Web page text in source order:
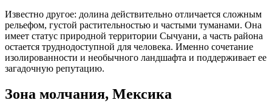
Известно другое: долина действительно отличается сложным
рельефом, густой растительностью и частыми туманами. Она
имеет статус природной территории Сычуани, а часть района
остается труднодоступной для человека. Именно сочетание
изолированности и необычного ландшафта и поддерживает ее
загадочную репутацию.
Зона молчания, Мексика